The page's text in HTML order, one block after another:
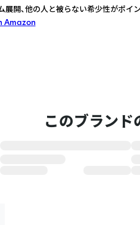
、他の人と被らない希少性がポイン
Amazon
このブランド